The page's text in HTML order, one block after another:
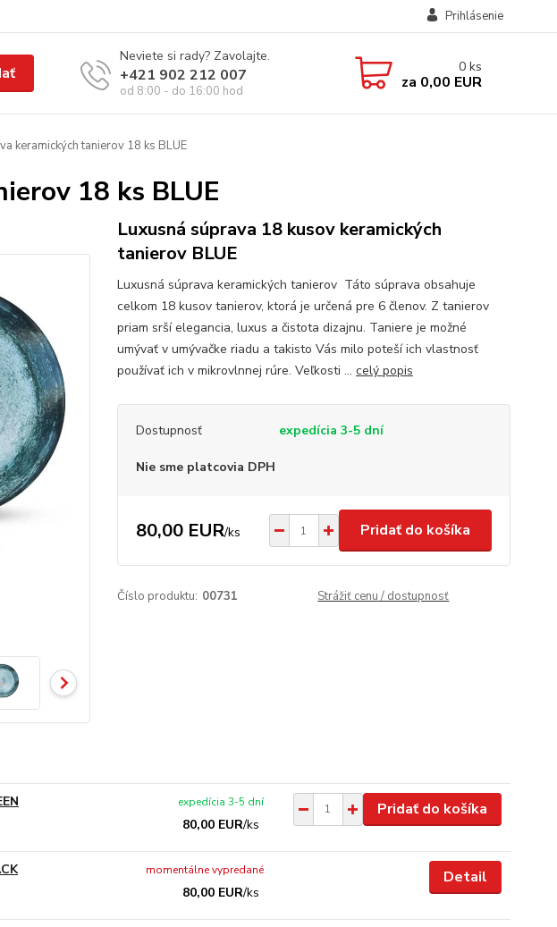
Prihlásenie
Neviete si rady? Zavolajte.
+421 902 212 007
od 8:00 - do 16:00 hod
0 ks
za 0,00 EUR
keramických tanierov 18 ks BLUE
18 ks BLUE
Luxusná súprava 18 kusov keramických
tanierov BLUE
Luxusná súprava keramických tanierov Táto súprava obsahuje
celkom 18 kusov tanierov, ktorá je určená pre 6 členov. Z tanierov
priam srší elegancia, luxus a čistota dizajnu. Taniere je možné
umývať v umývačke riadu a takisto Vás milo poteší ich vlastnosť
používať ich v mikrovlnnej rúre. Veľkosti ... celý popis
Dostupnosť expedícia 3-5 dní
Nie sme platcovia DPH
80,00 EUR/ks Pridať do košíka
Číslo produktu: 00731 Strážiť cenu / dostupnosť
80,00 EUR/ks
expedícia 3-5 dní Pridať do košíka
80,00 EUR/ks
momentálne vypredané Detail